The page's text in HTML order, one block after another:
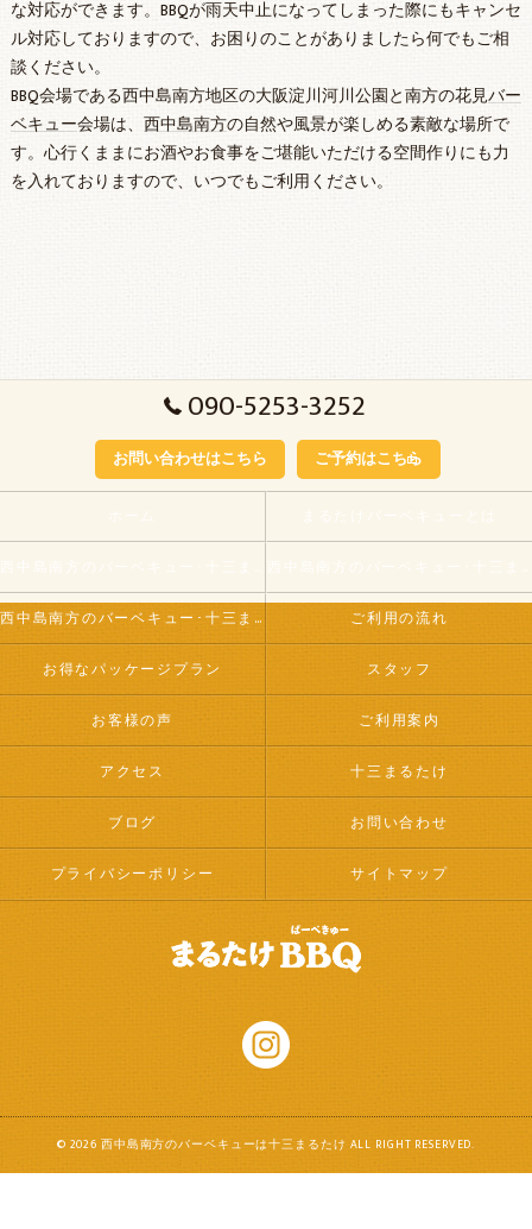
な対応ができます。BBQが雨天中止になってしまった際にもキャンセ
ル対応しておりますので、お困りのことがありましたら何でもご相
談ください。
BBQ会場である西中島南方地区の大阪淀川河川公園と南方の花見バー
ベキュー会場は、 西中島南方の自然や風景が楽しめる素敵な場所で
す。心行くままにお酒やお食事をご堪能いただける空間作りにも力
を入れておりますので、いつでもご利用ください。
090-5253-3252
お問い合わせはこちら ご予約はこちら
西中島南方のバーベキュー･十三まるたけのお客様の声 ご利用の流れ
お得なパッケージプラン スタッフ
お客様の声 ご利用案内
アクセス 十三まるたけ
ブログ お問い合わせ
プライバシーポリシー サイトマップ
© 2026 西中島南方のバーベキューは十三まるたけ ALL RIGHT RESERVED.